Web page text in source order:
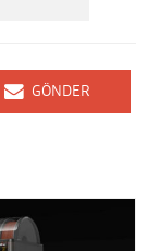
GÖNDER